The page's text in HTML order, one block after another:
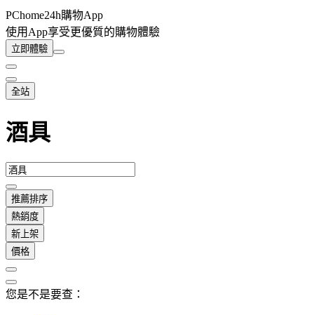
PChome24h購物App
使用App享受更優質的購物體驗
立即體驗
全站
酒具
推薦排序
熱銷度
新上架
價格
您是不是要查：